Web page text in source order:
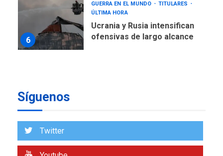
6
GUERRA EN EL MUNDO
TITULARES
ÚLTIMA HORA
Ucrania y Rusia intensifican
ofensivas de largo alcance
7
De la Espriella asumirá
Síguenos
Twitter